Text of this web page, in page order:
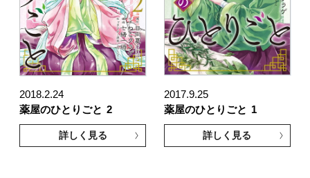
2018.2.24
薬屋のひとりごと 2
詳しく見る
2017.9.25
薬屋のひとりごと 1
詳しく見る